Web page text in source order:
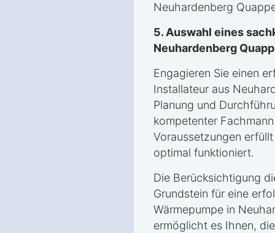
Neuhardenberg
5. Auswahl eines
Neuhardenberg
Engagieren Sie einen
Installateur aus
Planung und
kompetenter
Voraussetzungen
optimal funktioniert.
Die Berücksichtigung
Grundstein für eine
Wärmepumpe in
ermöglicht es Ihnen,